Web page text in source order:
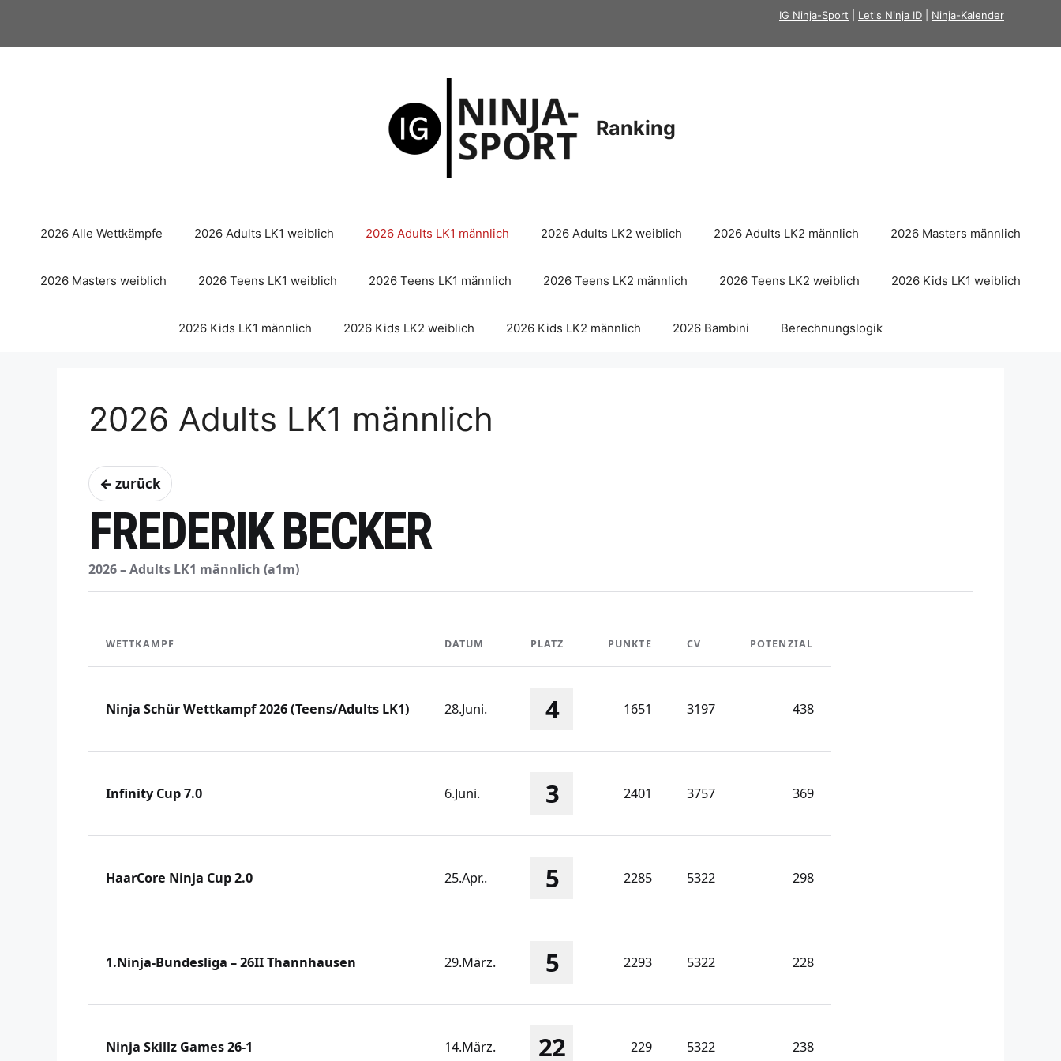
springen
IG Ninja-Sport Let's Ninja ID Ninja-Kalender
Ranking
2026 Alle Wettkämpfe 2026 Adults LK1 weiblich 2026 Adults LK1 männlich 2026 Adults LK2 weiblich 2026 Adults LK2 männlich 2026 Masters männlich
2026 Masters weiblich 2026 Teens LK1 weiblich 2026 Teens LK1 männlich 2026 Teens LK2 männlich 2026 Teens LK2 weiblich 2026 Kids LK1 weiblich
2026 Kids LK1 männlich 2026 Kids LK2 weiblich 2026 Kids LK2 männlich 2026 Bambini Berechnungslogik
2026 Adults LK1 männlich
← zurück
FREDERIK BECKER
2026 – Adults LK1 männlich (a1m)
WETTKAMPF DATUM PLATZ PUNKTE CV POTENZIAL
Ninja Schür Wettkampf 2026 (Teens/Adults LK1) 28.Juni. 4 1651 3197 438
Infinity Cup 7.0 6.Juni. 3 2401 3757 369
HaarCore Ninja Cup 2.0 25.Apr.. 5 2285 5322 298
1.Ninja-Bundesliga – 26II Thannhausen 29.März. 5 2293 5322 228
Ninja Skillz Games 26-1 14.März. 22 229 5322 238